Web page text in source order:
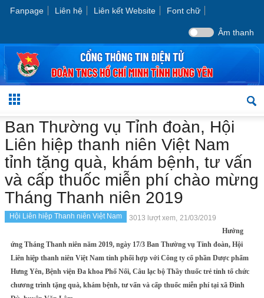
Fanpage Liên hệ Liên kết Website Font chữ
Âm thanh
Ban Thường vụ Tỉnh đoàn, Hội
Liên hiệp thanh niên Việt Nam
tỉnh tặng quà, khám bệnh, tư vấn
và cấp thuốc miễn phí chào mừng
Tháng Thanh niên 2019
Hội Liên hiệp Thanh niên Việt Nam 3013 lượt xem, 21/03/2019
Hưởng
ứng Tháng Thanh niên năm 2019, ngày 17/3 Ban Thường vụ Tỉnh đoàn, Hội
Liên hiệp thanh niên Việt Nam tỉnh phối hợp với Công ty cổ phần Dược phẩm
Hưng Yên, Bệnh viện Đa khoa Phố Nối, Câu lạc bộ Thầy thuốc trẻ tỉnh tổ chức
chương trình tặng quà, khám bệnh, tư vấn và cấp thuốc miễn phí tại xã Đình